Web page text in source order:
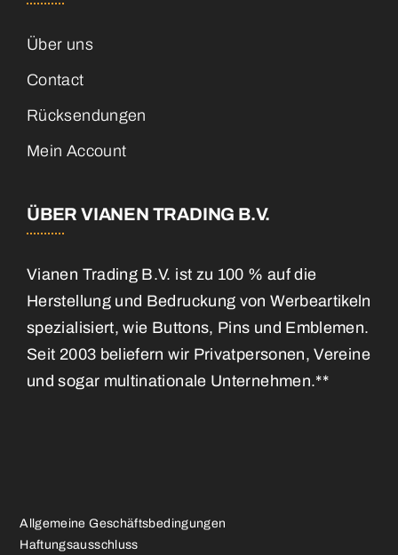
Über uns
Contact
Rücksendungen
Mein Account
ÜBER VIANEN TRADING B.V.
Vianen Trading B.V. ist zu 100 % auf die
Herstellung und Bedruckung von Werbeartikeln
spezialisiert, wie Buttons, Pins und Emblemen.
Seit 2003 beliefern wir Privatpersonen, Vereine
und sogar multinationale Unternehmen.**
Allgemeine Geschäftsbedingungen
Haftungsausschluss